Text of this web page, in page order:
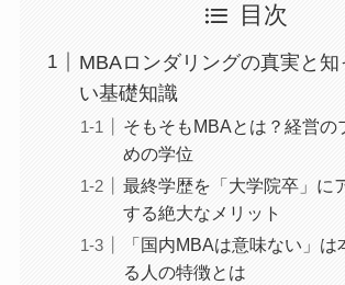
目次
MBAロンダリングの真実と知
い基礎知識
そもそもMBAとは？経営の
めの学位
最終学歴を「大学院卒」に
する絶大なメリット
「国内MBAは意味ない」
る人の特徴とは